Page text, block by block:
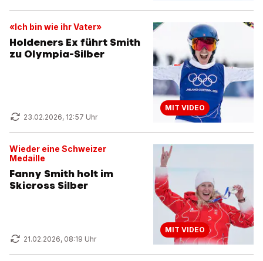
«Ich bin wie ihr Vater»
Holdeners Ex führt Smith
zu Olympia-Silber
23.02.2026, 12:57 Uhr
MIT VIDEO
Wieder eine Schweizer
Medaille
Fanny Smith holt im
Skicross Silber
21.02.2026, 08:19 Uhr
MIT VIDEO